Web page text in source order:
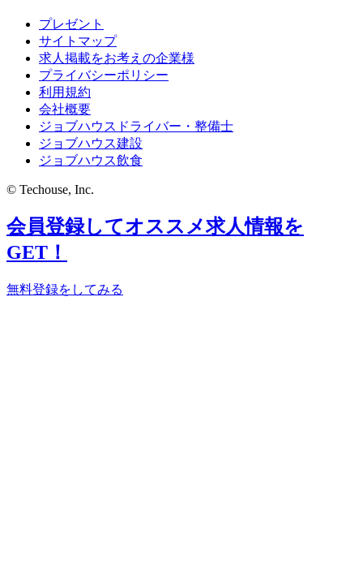
プレゼント
サイトマップ
求人掲載をお考えの企業様
プライバシーポリシー
利用規約
会社概要
ジョブハウスドライバー・整備士
ジョブハウス建設
ジョブハウス飲食
© Techouse, Inc.
会員登録してオススメ求人情報を
GET！
無料登録をしてみる